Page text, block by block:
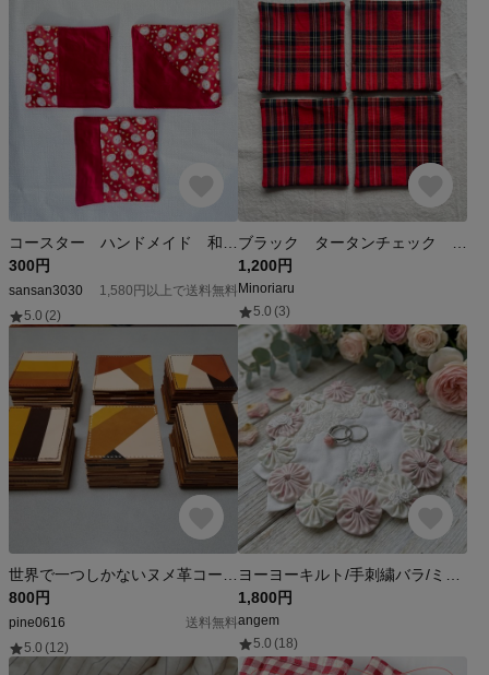
300円
sansan3030
1,580円以上で送料無料
5.0 (2)
1,200円
Minoriaru
5.0 (3)
800円
pine0616
送料無料
5.0 (12)
1,800円
angem
5.0 (18)